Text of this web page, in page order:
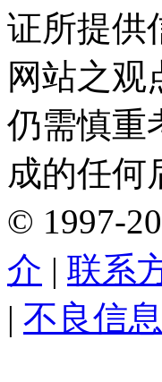
证所提供
网站之观
仍需慎重
成的任何
© 1997-
介 | 联系
| 不良信